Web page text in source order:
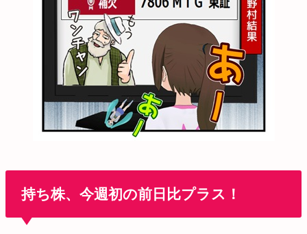
持ち株、今週初の前日比プラス！